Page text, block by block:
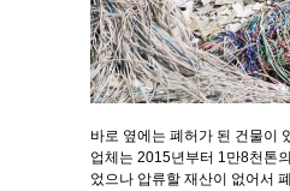
바로 옆에는 폐허가 된 건물이
업체는 2015년부터 1만8천톤
었으나 압류할 재산이 없어서